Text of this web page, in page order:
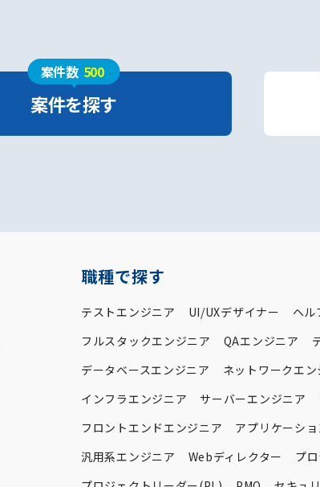
案件数 500
案件を探す
職種で探す
テストエンジニア UI/UXデザイナー ヘル
フルスタックエンジニア
QAエンジニア
データベースエンジニア
ネットワークエン
インフラエンジニア
サーバーエンジニア
フロントエンドエンジニア
アプリケーシ
汎用系エンジニア
Webディレクター
プ